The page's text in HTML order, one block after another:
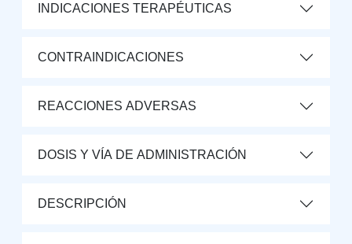
INDICACIONES TERAPÉUTICAS
CONTRAINDICACIONES
REACCIONES ADVERSAS
DOSIS Y VÍA DE ADMINISTRACIÓN
DESCRIPCIÓN